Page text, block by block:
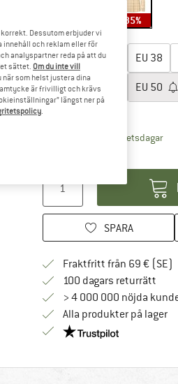
35%
Välj en storlek:
EU34 EU EU 38
EU46 EU EU 50
Leveranstid: 4-5 arbetsdagar
SPARA
Fraktfritt från 69 € (SE)
100 dagars returrättGå
> 4 000 000 nöjda
Alla produkter på lager
Trust Pilot-
Dessutom erbjuder vi
och reklam eller för
analyspartner reda på att du
sättet. Om du inte vill
när som helst justera dina
är frivilligt och krävs
längst ner på
.